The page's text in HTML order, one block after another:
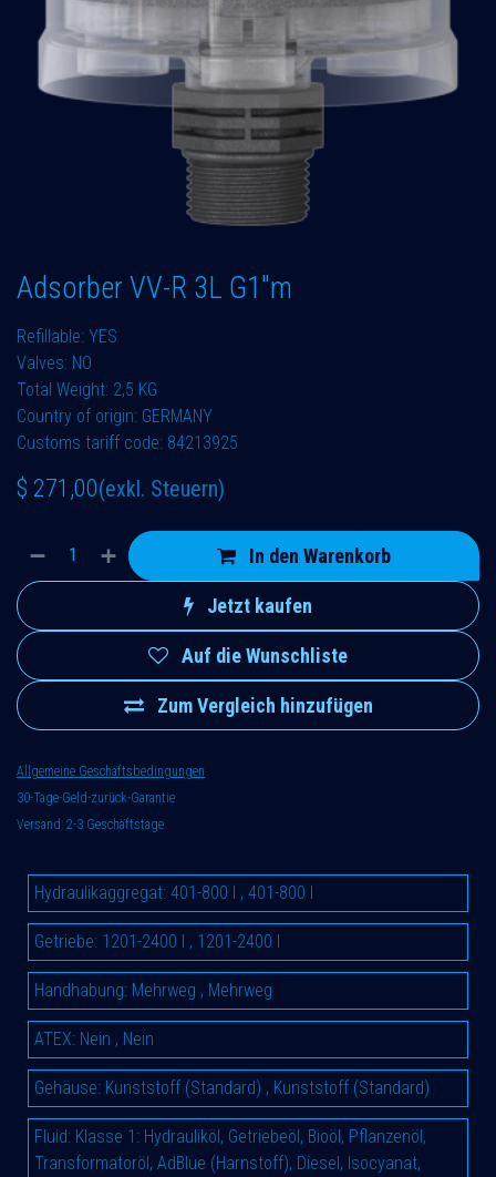
Adsorber VV-R 3L G1"m
Refillable: YES
Valves: NO
Total Weight: 2,5 KG
Country of origin: GERMANY
Customs tariff code: 84213925
$ 271,00(exkl. Steuern)
In den Warenkorb
Jetzt kaufen
Zum Vergleich hinzufügen
Auf die Wunschliste
Allgemeine Geschäftsbedingungen
30-Tage-Geld-zurück-Garantie
Versand: 2-3 Geschäftstage
Hydraulikaggregat: 401-800 l , 401-800 l
Getriebe: 1201-2400 l , 1201-2400 l
Handhabung: Mehrweg , Mehrweg
ATEX: Nein , Nein
Gehäuse: Kunststoff (Standard) , Kunststoff (Standard)
Fluid: Klasse 1: Hydrauliköl, Getriebeöl, Bioöl, Pflanzenöl,
Transformatoröl, AdBlue (Harnstoff), Diesel, Isocyanat,